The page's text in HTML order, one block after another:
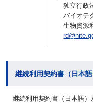
独立行政
バイオテ
生物資源
継続利用契約書（日本
継続利用契約書（日本語）